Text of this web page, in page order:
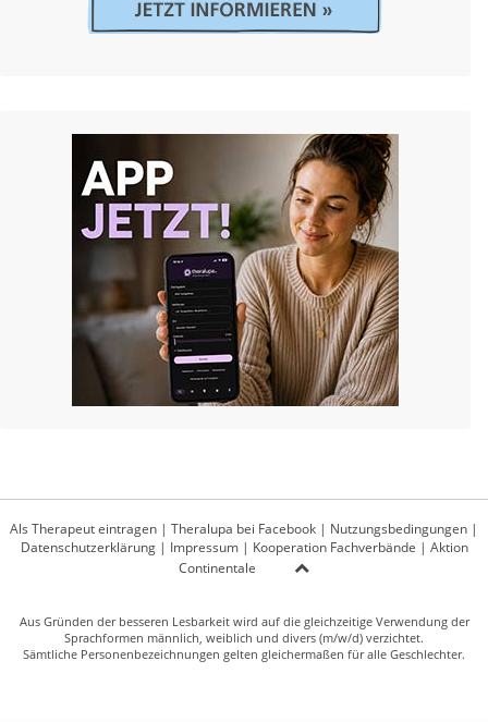
Als Therapeut eintragen | Theralupa bei Facebook | Nutzungsbedingungen |
Datenschutzerklärung| Impressum| Kooperation Fachverbände | Aktion
Continentale
Aus Gründen der besseren Lesbarkeit wird auf die gleichzeitige Verwendung der
Sprachformen männlich, weiblich und divers (m/w/d) verzichtet.
Sämtliche Personenbezeichnungen gelten gleichermaßen für alle Geschlechter.